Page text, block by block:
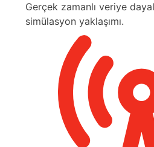
Gerçek zamanlı veriye
simülasyon yaklaşımı.